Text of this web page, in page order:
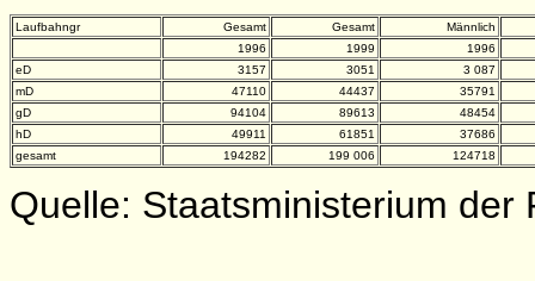
Laufbahngr Gesamt Gesamt
Männlich
1996
1999
1996
eD
3157 3051
3 087
mD
47110 44437
35791
gD
94104 89613
48454
hD
49911 61851
37686
gesamt
194282 199 006 124718
Quelle: Staatsministerium